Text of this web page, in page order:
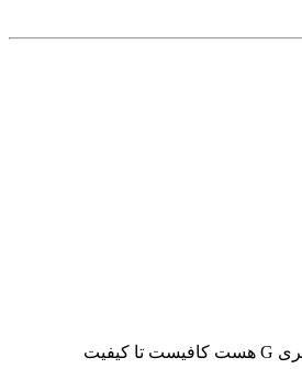
خیر دوست عزیز به هیچ وجه. به حرف فروشنده ها گوش ندید که دلایل کافی برای اثبات حرفهاشون ندارند. همین که سنسور کراپدارهای کنون بزرگتر از سری G هست کافیست تا کیفیت